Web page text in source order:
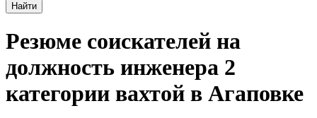
Найти
Резюме соискателей на
должность инженера 2
категории вахтой в Агаповке